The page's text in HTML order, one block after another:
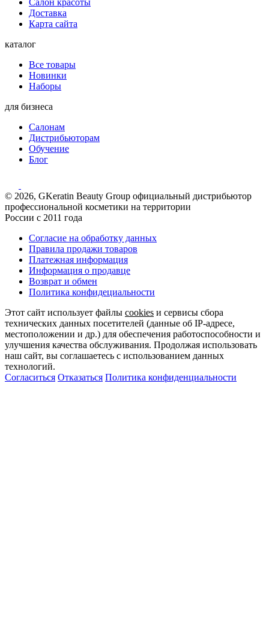
Салон красоты
Доставка
Карта сайта
каталог
Все товары
Новинки
Наборы
для бизнеса
Салонам
Дистрибьюторам
Обучение
Блог
© 2026, GKeratin Beauty Group официальный дистрибьютор
профессиональной косметики на территории
России с 2011 года
Согласие на обработку данных
Правила продажи товаров
Платежная информация
Информация о продавце
Возврат и обмен
Политика конфидециальности
Этот сайт использует файлы cookies и сервисы сбора
технических данных посетителей (данные об IP-адресе,
местоположении и др.) для обеспечения работоспособности и
улучшения качества обслуживания. Продолжая использовать
наш сайт, вы соглашаетесь с использованием данных
технологий.
Согласиться Отказаться Политика конфиденциальности